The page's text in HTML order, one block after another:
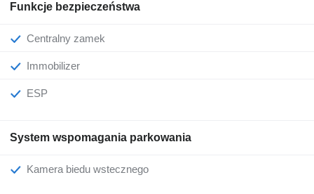
Funkcje bezpieczeństwa
Centralny zamek
Immobilizer
ESP
System wspomagania parkowania
Kamera biedu wstecznego